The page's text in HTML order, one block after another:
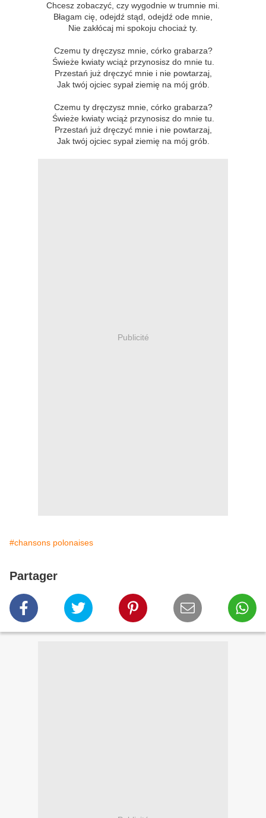
Chcesz zobaczyć, czy wygodnie w trumnie mi.
Błagam cię, odejdź stąd, odejdź ode mnie,
Nie zakłócaj mi spokoju chociaż ty.
Czemu ty dręczysz mnie, córko grabarza?
Świeże kwiaty wciąż przynosisz do mnie tu.
Przestań już dręczyć mnie i nie powtarzaj,
Jak twój ojciec sypał ziemię na mój grób.
Czemu ty dręczysz mnie, córko grabarza?
Świeże kwiaty wciąż przynosisz do mnie tu.
Przestań już dręczyć mnie i nie powtarzaj,
Jak twój ojciec sypał ziemię na mój grób.
Publicité
#chansons polonaises
Partager